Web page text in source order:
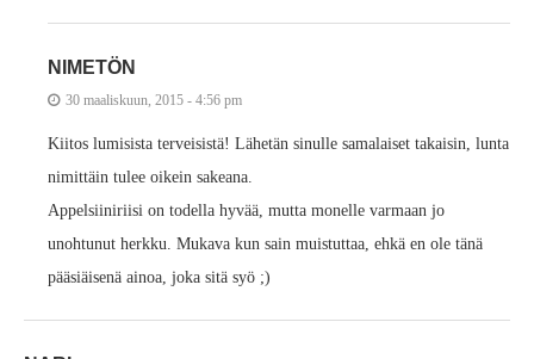
NIMETÖN
30 maaliskuun, 2015 - 4:56 pm
Kiitos lumisista terveisistä! Lähetän sinulle samalaiset takaisin, lunta
nimittäin tulee oikein sakeana.
Appelsiiniriisi on todella hyvää, mutta monelle varmaan jo
unohtunut herkku. Mukava kun sain muistuttaa, ehkä en ole tänä
pääsiäisenä ainoa, joka sitä syö ;)